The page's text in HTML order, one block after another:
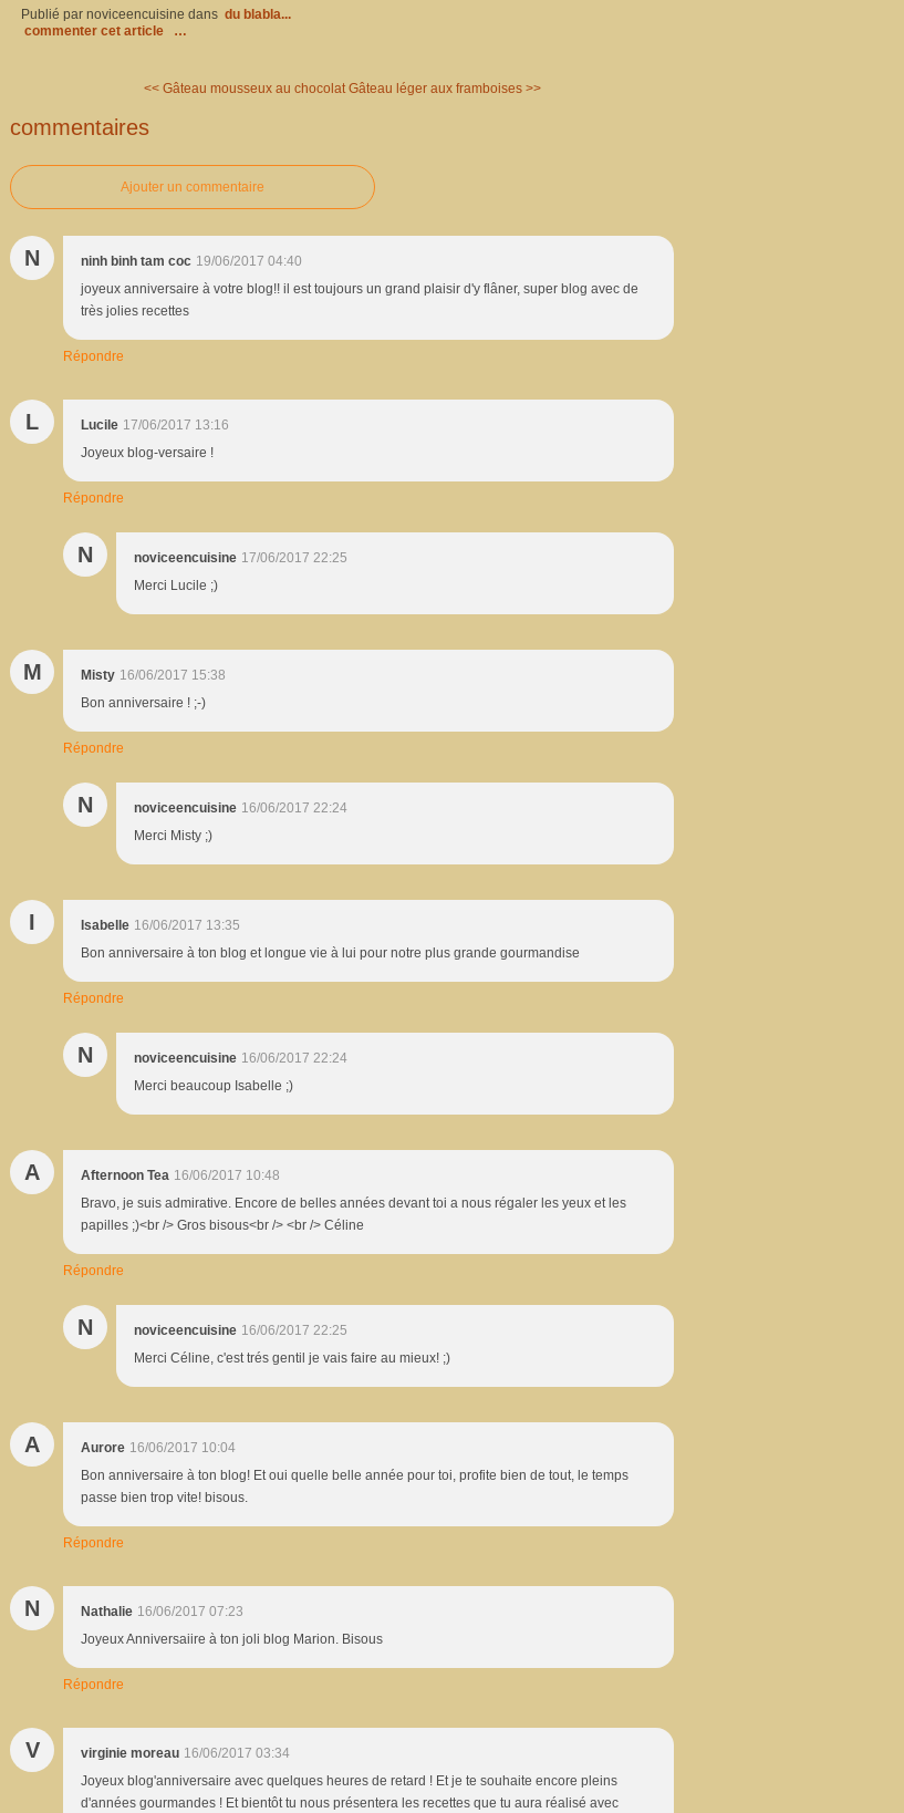
Publié par noviceencuisine dans du blabla...
commenter cet article
…
<< Gâteau mousseux au chocolat Gâteau léger aux framboises >>
commentaires
Ajouter un commentaire
N ninh binh tam coc 19/06/2017 04:40
joyeux anniversaire à votre blog!! il est toujours un grand plaisir d'y flâner, super blog avec de
très jolies recettes
Répondre
L Lucile 17/06/2017 13:16
Joyeux blog-versaire !
Répondre
N noviceencuisine 17/06/2017 22:25
Merci Lucile ;)
M Misty 16/06/2017 15:38
Bon anniversaire ! ;-)
Répondre
N noviceencuisine 16/06/2017 22:24
Merci Misty ;)
I Isabelle 16/06/2017 13:35
Bon anniversaire à ton blog et longue vie à lui pour notre plus grande gourmandise
Répondre
N noviceencuisine 16/06/2017 22:24
Merci beaucoup Isabelle ;)
A Afternoon Tea 16/06/2017 10:48
Bravo, je suis admirative. Encore de belles années devant toi a nous régaler les yeux et les
papilles ;)<br /> Gros bisous<br /> <br /> Céline
Répondre
N noviceencuisine 16/06/2017 22:25
Merci Céline, c'est trés gentil je vais faire au mieux! ;)
A Aurore 16/06/2017 10:04
Bon anniversaire à ton blog! Et oui quelle belle année pour toi, profite bien de tout, le temps
passe bien trop vite! bisous.
Répondre
N Nathalie 16/06/2017 07:23
Joyeux Anniversaiire à ton joli blog Marion. Bisous
Répondre
V virginie moreau 16/06/2017 03:34
Joyeux blog'anniversaire avec quelques heures de retard ! Et je te souhaite encore pleins
d'années gourmandes ! Et bientôt tu nous présentera les recettes que tu aura réalisé avec